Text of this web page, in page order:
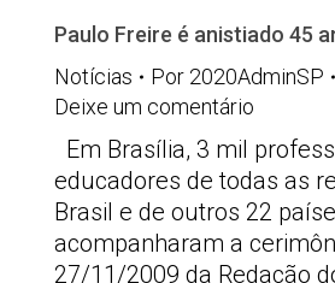
Paulo Freire é anistiado 45
Notícias
Por 2020AdminSP
Deixe um comentário
Em Brasília, 3 mil
educadores de todas as
Brasil e de outros 22
acompanharam a
27/11/2009 da Redação